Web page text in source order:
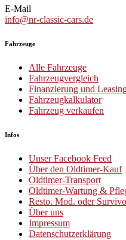
E-Mail
info@nr-classic-cars.de
Fahrzeuge
Alle Fahrzeuge
Fahrzeugvergleich
Finanzierung und
Fahrzeugkalkulator
Fahrzeug verkaufen
Infos
Unser Facebook Feed
Über den Oldtimer-Kauf
Oldtimer-Transport
Oldtimer-Wartung &
Resto. Mod. oder
Über uns
Impressum
Datenschutzerklärung